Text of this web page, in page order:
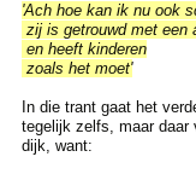
'Ach hoe kan ik nu ook
zij is getrouwd met een
en heeft kinderen
zoals het moet'
In die trant gaat het
tegelijk zelfs, maar daar
dijk, want: